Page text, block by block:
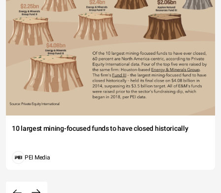
10 largest mining-focused funds to have closed historically
PEI Media